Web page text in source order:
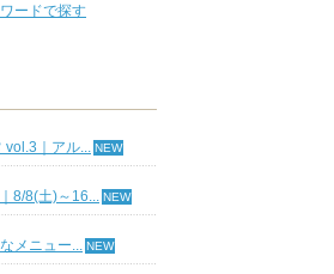
ードで探す
vol.3｜アル...
8/8(土)～16...
メニュー...